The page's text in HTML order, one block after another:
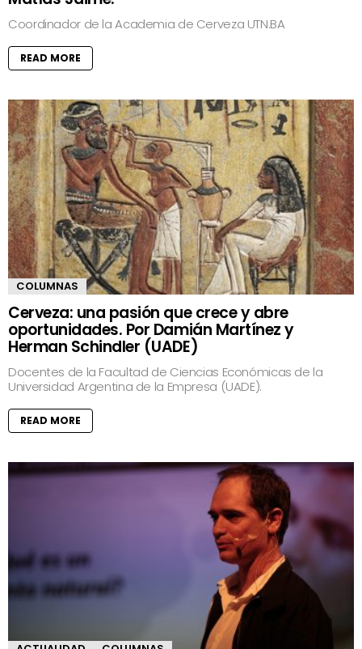
Coordinador de la Academia de Cerveza UTN.BA
READ MORE
COLUMNAS
Cerveza: una pasión que crece y abre
oportunidades. Por Damián Martínez y
Herman Schindler (UADE)
Docentes de la Facultad de Ciencias Económicas de la
Universidad Argentina de la Empresa (UADE).
READ MORE